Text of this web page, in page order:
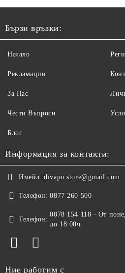
Бързи връзки:
Начало
Рекламации
За Нас
Чести Въпроси
Блог
Информация за контакти:
Имейл: divapo.store@gmail.com
Телефон: 0877 260 500
Телефон:
0878 154 118 - От
до 18:00ч.
Ние работим с